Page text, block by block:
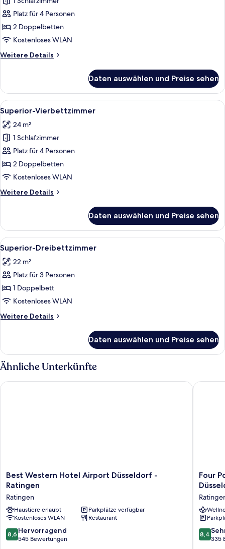
Comfort-
Zweibettzimmer
anzeigen
Platz für 4 Personen
2 Doppelbetten
Kostenloses WLAN
Weitere Details
Weitere
Zweibettzimmer
Daten auswählen und Preise sehen
Alle
Fotos
für
Superior-
Vierbettzimmer
anzeigen
Ein Hotelzimmer mit einem Bett,
10
Superior-Vierbettzimmer
24 m²
1 Schlafzimmer
Platz für 4 Personen
2 Doppelbetten
Kostenloses WLAN
Weitere Details
Weitere
Vierbettzimmer
Daten auswählen und Preise sehen
Alle
Fotos
für
Superior-
Dreibettzimmer
anzeigen
Ein Hotelzimmer mit einem Bett,
6
Superior-Dreibettzimmer
22 m²
Platz für 3 Personen
1 Doppelbett
Kostenloses WLAN
Weitere Details
Weitere
Dreibettzimmer
Daten auswählen und Preise sehen
Ähnliche Unterkünfte
Best
Western
Airport
Düsseldorf
-
Ratingen
Ratingen
Best Western Hotel Airport Düsseldorf -
Ratingen
Ratingen
Haustiere erlaubt
Parkplätze verfügbar
Kostenloses WLAN
Restaurant
8.6
von
8,6 Hervorragend
545 Bewertungen
Best Western Hotel Airport Düsseldorf - Ratingen
Four
Points
by
Airport
Four
8.4
von
8,4
335
Four